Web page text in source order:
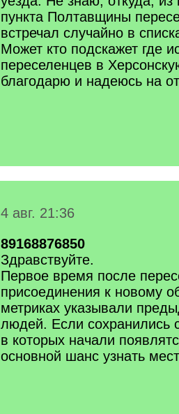
пункта Полтавщины
встречал случайно в
Может кто подскажет где
переселенцев в
благодарю и надеюсь на
4 авг. 21:36
89168876850
Здравствуйте.
Первое время после
присоединения к новому
метриках указывали
людей. Если
в которых начали
основной шанс узнать